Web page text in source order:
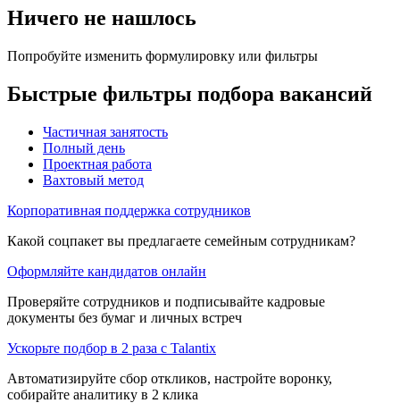
Ничего не нашлось
Попробуйте изменить формулировку или фильтры
Быстрые фильтры подбора вакансий
Частичная занятость
Полный день
Проектная работа
Вахтовый метод
Корпоративная поддержка сотрудников
Какой соцпакет вы предлагаете семейным сотрудникам?
Оформляйте кандидатов онлайн
Проверяйте сотрудников и подписывайте кадровые
документы без бумаг и личных встреч
Ускорьте подбор в 2 раза с Talantix
Автоматизируйте сбор откликов, настройте воронку,
собирайте аналитику в 2 клика